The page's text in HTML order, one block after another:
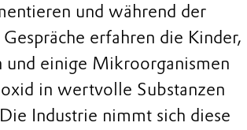
und während der
erfahren die Kinder,
und einige Mikroorganismen
in wertvolle Substanzen
Industrie nimmt sich diese